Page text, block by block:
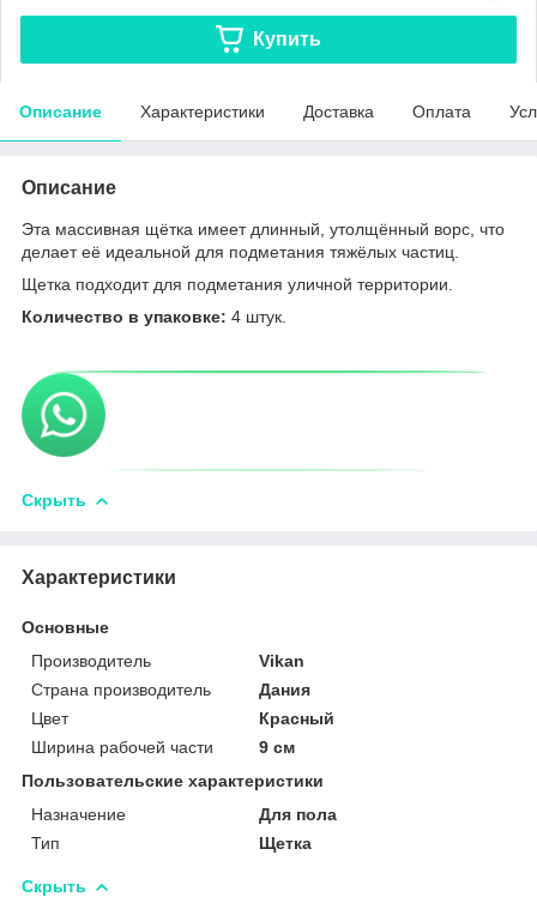
Купить
Описание Характеристики Доставка Оплата
Описание
Эта массивная щётка имеет длинный, утолщённый ворс, что
делает её идеальной для подметания тяжёлых частиц.
Щетка подходит для подметания уличной территории.
Количество в упаковке: 4 штук.
Скрыть
Характеристики
Основные
Производитель
Vikan
Страна производитель
Дания
Цвет
Красный
Ширина рабочей части
9 см
Пользовательские характеристики
Назначение
Для пола
Тип
Щетка
Скрыть